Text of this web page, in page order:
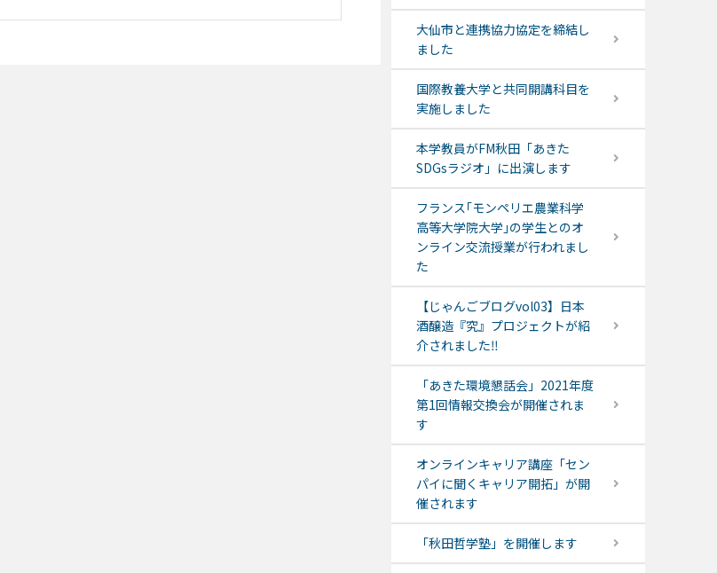
大仙市と連携協力協定を締結し
ました
国際教養大学と共同開講科目を
実施しました
本学教員がFM秋田「あきた
SDGsラジオ」に出演します
フランス｢モンペリエ農業科学
高等大学院大学｣の学生とのオ
ンライン交流授業が行われまし
た
【じゃんごブログvol03】日本
酒醸造『究』プロジェクトが紹
介されました‼
「あきた環境懇話会」2021年度
第1回情報交換会が開催されま
す
オンラインキャリア講座「セン
パイに聞くキャリア開拓」が開
催されます
「秋田哲学塾」を開催します